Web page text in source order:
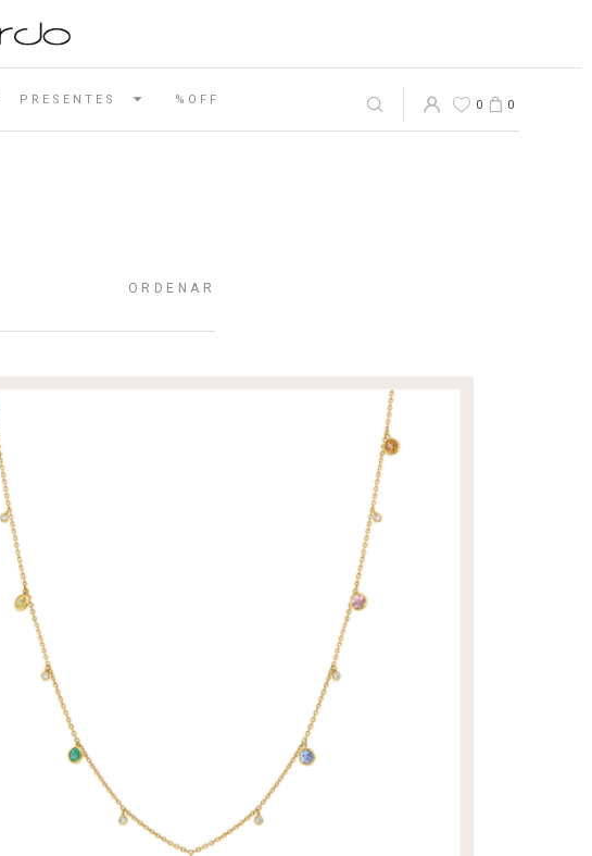
PRESENTES %OFF 0 0
ORDENAR